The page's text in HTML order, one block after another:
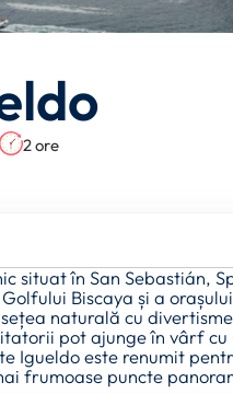
2 ore
situat în San Sebastián,
Biscaya și a
naturală cu
pot ajunge în vârf
Igueldo este renumit
frumoase puncte